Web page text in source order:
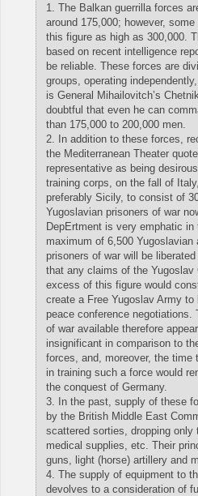
1. The Balkan guerrilla forces
around 175,000; however,
this figure as high as 300,000.
based on recent intelligence
be reliable. These forces are
groups, operating
is General Mihailovitch’s
doubtful that even he can
than 175,000 to 200,000 men.
2. In addition to these forces,
the Mediterranean Theater
representative as being
training corps, on the fall of
preferably Sicily, to consist of
Yugoslavian prisoners of war
DepErtment is very emphatic in
maximum of 6,500 Yugoslavian
prisoners of war will be
that any claims of the Yugoslav
excess of this figure would
create a Free Yugoslav Army
peace conference negotiations.
of war available therefore
insignificant in comparison to
forces, and, moreover, the time
in training such a force would
the conquest of Germany.
3. In the past, supply of these
by the British Middle East
scattered sorties, dropping only
medical supplies, etc. Their
guns, light (horse) artillery and
4. The supply of equipment to
devolves to a consideration of